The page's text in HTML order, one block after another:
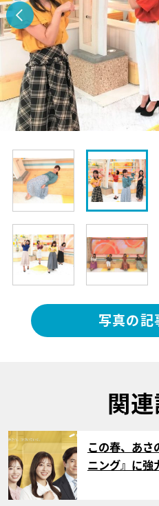
写真の記
関
サムネイル
この春、あさ
ニング』に